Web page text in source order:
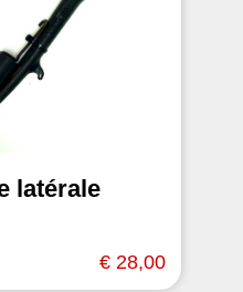
latérale
€ 28,00